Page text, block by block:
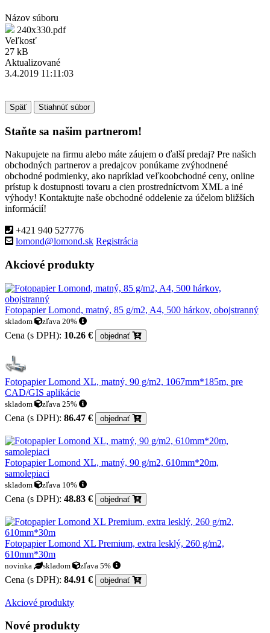
Názov súboru
240x330.pdf
Veľkosť
27 kB
Aktualizované
3.4.2019 11:11:03
Späť Stiahnúť súbor
Staňte sa našim partnerom!
Nakupujete na firmu alebo máte záujem o ďalší predaj? Pre našich
obchodných partnerov a predajcov ponúkame zvýhodnené
obchodné podmienky, ako napríklad veľkoobchodné ceny, online
prístup k dostupnosti tovaru a cien prostredníctvom XML a iné
výhody! Kontaktujte naše obchodné oddelenie za účelom bližších
informácií!
+421 940 527776
lomond@lomond.sk Registrácia
Akciové produkty
Fotopapier Lomond, matný, 85 g/m2, A4, 500 hárkov, obojstranný
skladom zľava 20%
Cena (s DPH): 10.26 € objednať
Fotopapier Lomond XL, matný, 90 g/m2, 1067mm*185m, pre
CAD/GIS aplikácie
skladom zľava 25%
Cena (s DPH): 86.47 € objednať
Fotopapier Lomond XL, matný, 90 g/m2, 610mm*20m,
samolepiaci
skladom zľava 10%
Cena (s DPH): 48.83 € objednať
Fotopapier Lomond XL Premium, extra lesklý, 260 g/m2,
610mm*30m
novinka skladom zľava 5%
Cena (s DPH): 84.91 € objednať
Akciové produkty
Nové produkty